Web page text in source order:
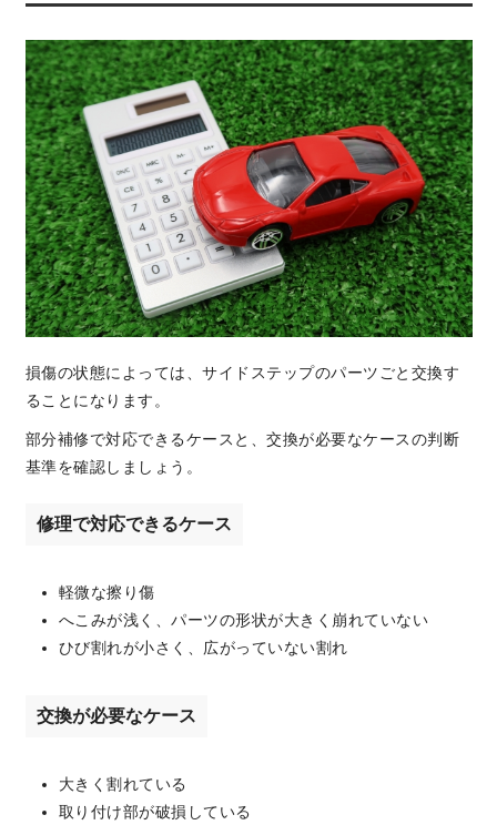
損傷の状態によっては、サイドステップのパーツごと交換す
ることになります。
部分補修で対応できるケースと、交換が必要なケースの判断
基準を確認しましょう。
修理で対応できるケース
軽微な擦り傷
へこみが浅く、パーツの形状が大きく崩れていない
ひび割れが小さく、広がっていない割れ
交換が必要なケース
大きく割れている
取り付け部が破損している